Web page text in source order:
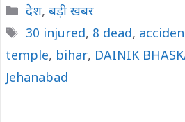
Categories
देश, बड़ी खबर
Tags
30 injured, 8 dead,
temple, bihar, DAINIK
Jehanabad